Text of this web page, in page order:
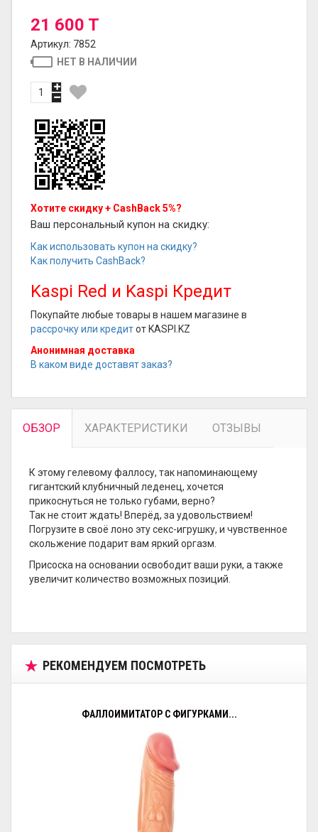
21 600 T
Артикул: 7852
НЕТ В НАЛИЧИИ
Хотите скидку + CashBack 5%?
Ваш персональный купон на скидку:
Как использовать купон на скидку?
Как получить CashBack?
Kaspi Red и Kaspi Кредит
Покупайте любые товары в нашем магазине в
рассрочку или кредитот KASPI.KZ
Анонимная доставка
В каком виде доставят заказ?
ОБЗОР ХАРАКТЕРИСТИКИ ОТЗЫВЫ
К этому гелевому фаллосу, так напоминающему
гигантский клубничный леденец, хочется
прикоснуться не только губами, верно?
Так не стоит ждать! Вперёд, за удовольствием!
Погрузите в своё лоно эту секс-игрушку, и чувственное
скольжение подарит вам яркий оргазм.
Присоска на основании освободит ваши руки, а также
увеличит количество возможных позиций.
РЕКОМЕНДУЕМ ПОСМОТРЕТЬ
ФАЛЛОИМИТАТОР С ФИГУРКАМИ...